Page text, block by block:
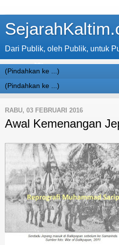
Dari Publik, oleh Publik, untuk
RABU, 03 FEBRUARI 2016
Awal Kemenangan